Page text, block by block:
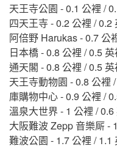
天王寺公園 - 0.1 公裡 /
四天王寺 - 0.2 公裡 / 0.2
阿倍野 Harukas - 0.7 公
日本橋 - 0.8 公裡 / 0.5
通天閣 - 0.8 公裡 / 0.5 英
天王寺動物園 - 0.8 公裡
庫購物中心 - 0.9 公裡 /
溫泉大世界 - 1 公裡 / 0.6
大阪難波 Zepp 音樂厛 -
難波公園 - 1.7 公裡 / 1.1